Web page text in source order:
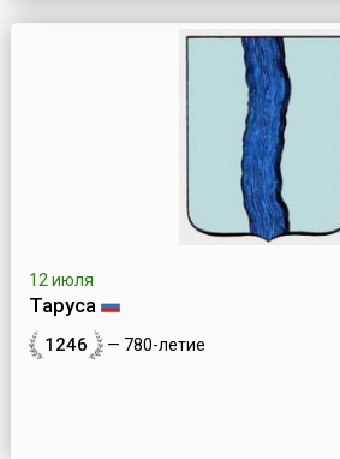
12 июля
Таруса
1246 — 780-летие